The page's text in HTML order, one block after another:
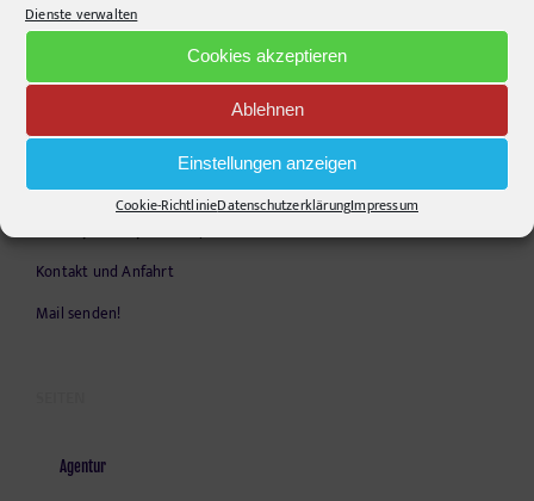
Dienste verwalten
Cookies akzeptieren
Ablehnen
Einstellungen anzeigen
Cookie-RichtlinieDatenschutzerklärungImpressum
pr-ide
Telephone:+49306860203
info@pr-ide.de
Opening Hours:
Kontakt und Anfahrt
Mail senden!
Agentur